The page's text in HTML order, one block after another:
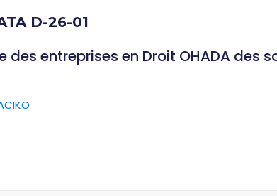
D-26-01
entreprises en Droit OHADA des